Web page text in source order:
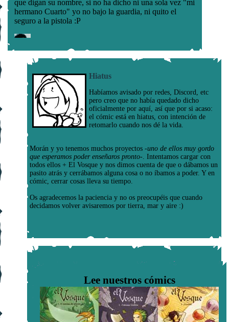
Hiatus
Habíamos avisado por redes, Discord, etc
pero creo que no había quedado dicho
oficialmente por aquí, así que por si acaso:
el cómic está en hiatus, con intención de
retomarlo cuando nos dé la vida.
Morán y yo tenemos muchos proyectos -uno de ellos muy gordo
que esperamos poder enseñaros pronto- . Intentamos cargar con
todos ellos + El Vosque y nos dimos cuenta de que o dábamos un
pasito atrás y cerrábamos alguna cosa o no íbamos a poder. Y en
cómic, cerrar cosas lleva su tiempo.
Os agradecemos la paciencia y no os preocupéis que cuando
decidamos volver avisaremos por tierra, mar y aire :)
Lee nuestros cómics